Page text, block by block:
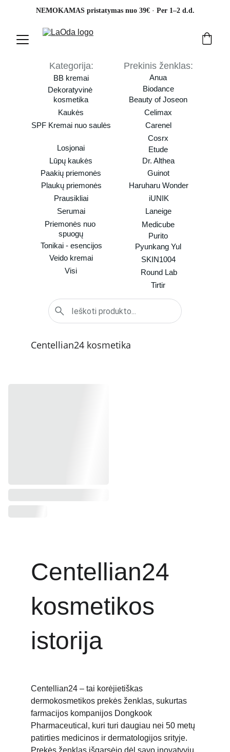
NEMOKAMAS pristatymas nuo 39€ · Per 1–2 d.d.
Kategorija:
Tonikai - esencijos
Serumai
Paakių priemonės
Veido kremai
Prausikliai
SPF Kremai nuo saulės
Losjonai
Lūpų kaukės
Priemonės nuo
spuogų
Prekinis ženklas:
Visi
Anua
Beauty of Joseon
Celimax
Cosrx
Guinot
Biodance
Pyunkang Yul
Purito
Round Lab
Laneige
Haruharu Wonder
SKIN1004
BB kremai
Medicube
Tirtir
Dekoratyvinė
kosmetika
Kaukės
Plaukų priemonės
Carenel
Etude
Dr. Althea
iUNIK
Centellian24 kosmetika
Centellian24
kosmetikos
istorija
Centellian24 – tai korėjietiškas
dermokosmetikos prekės ženklas, sukurtas
farmacijos kompanijos Dongkook
Pharmaceutical, kuri turi daugiau nei 50 metų
patirties medicinos ir dermatologijos srityje.
Prekės ženklas išgarsėjo dėl savo inovatyvių